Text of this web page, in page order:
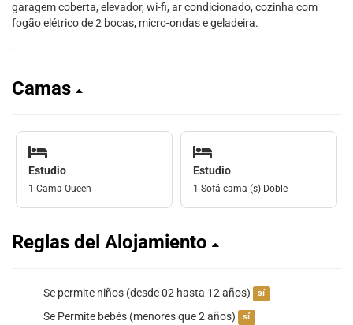
garagem coberta, elevador, wi-fi, ar condicionado, cozinha com
fogão elétrico de 2 bocas, micro-ondas e geladeira.
.
Camas
Estudio
1 Cama Queen
Estudio
1 Sofá cama (s) Doble
Reglas del Alojamiento
Se permite niños (desde 02 hasta 12 años) sí
Se Permite bebés (menores que 2 años) sí